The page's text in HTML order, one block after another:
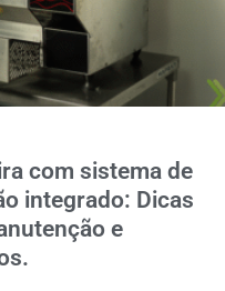
com sistema de
integrado: Dicas
e